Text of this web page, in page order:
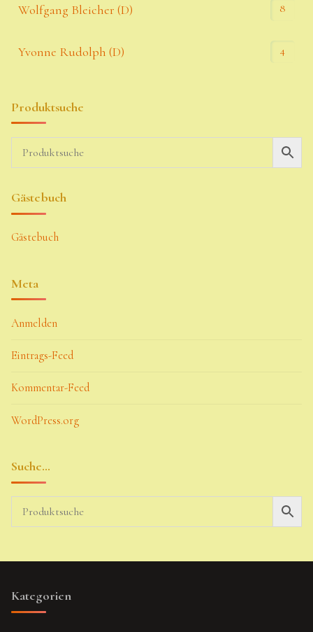
Wolfgang Bleicher (D) 8
Yvonne Rudolph (D) 4
Produktsuche
Gästebuch
Gästebuch
Meta
Anmelden
Eintrags-Feed
Kommentar-Feed
WordPress.org
Suche…
Kategorien